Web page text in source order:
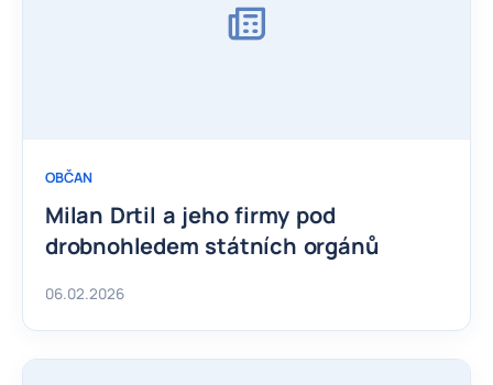
OBČAN
Milan Drtil a jeho firmy pod
drobnohledem státních orgánů
06.02.2026